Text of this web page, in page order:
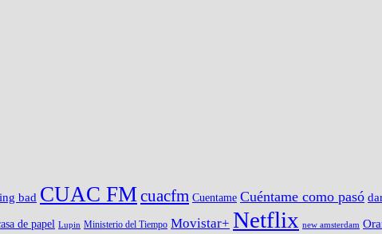
bad CUAC FMcuacfm Cuentame Cuéntame como pasó
de papel Lupin Ministerio del Tiempo Movistar+ Netflix new amsterdam